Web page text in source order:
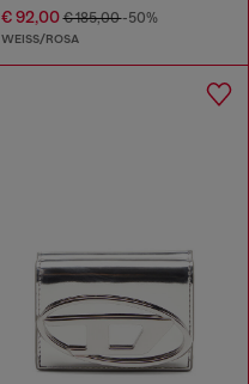
€ 92,00€ 185,00-50%
WEISS/ROSA